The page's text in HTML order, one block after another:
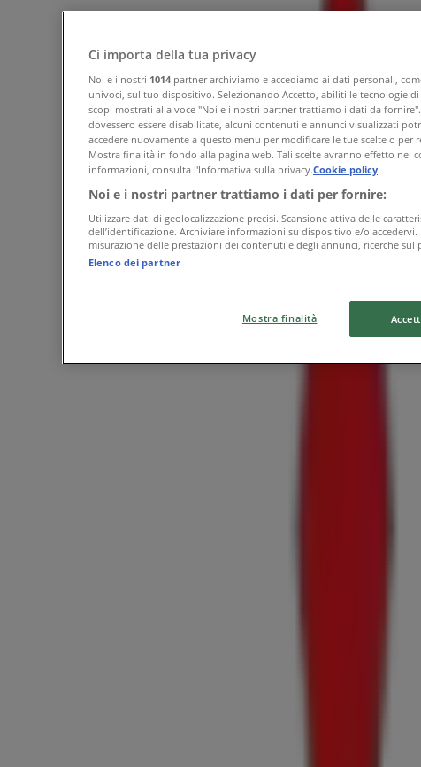
Ci importa della tua privacy
Noi e i nostri 1014 partner archiviamo e accediamo ai dati personali,
univoci, sul tuo dispositivo. Selezionando Accetto, abiliti le tecnologie
scopi mostrati alla voce "Noi e i nostri partner trattiamo i dati da
dovessero essere disabilitate, alcuni contenuti e annunci visualizzati
accedere nuovamente a questo menu per modificare le tue scelte o per
Mostra finalità in fondo alla pagina web. Tali scelte avranno effetto nel
informazioni, consulta l'Informativa sulla privacy.Cookie policy
Noi e i nostri partner trattiamo i dati per fornire:
Utilizzare dati di geolocalizzazione precisi. Scansione attiva delle
dell’identificazione. Archiviare informazioni su dispositivo e/o
misurazione delle prestazioni dei contenuti e degli annunci, ricerche
Elenco dei partner
Mostra finalità